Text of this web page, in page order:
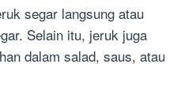
segar langsung atau
Selain itu, jeruk juga
dalam salad, saus, atau